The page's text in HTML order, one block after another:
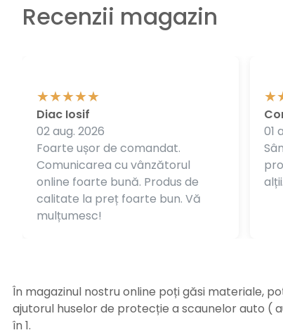
Recenzii magazin
Foarte ușor de comandat.
Comunicarea cu vânzătorul
online foarte bună. Produs de
calitate la preț foarte bun. Vă
mulțumesc!
Diac Iosif
02 aug. 2026
alții.
01
În magazinul nostru online poți găsi materiale,
ajutorul huselor de protecție a scaunelor auto (
în 1.